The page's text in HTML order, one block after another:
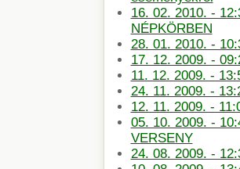
16. 02. 2010. -
NÉPKÖRBEN
28. 01. 2010. -
17. 12. 2009. -
11. 12. 2009. -
24. 11. 2009. -
12. 11. 2009. -
05. 10. 2009. -
VERSENY
24. 08. 2009. -